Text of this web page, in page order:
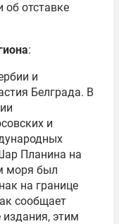
отставке
:
и
Белграда. В
и
Планина на
моря был
на границе
сообщает
этим